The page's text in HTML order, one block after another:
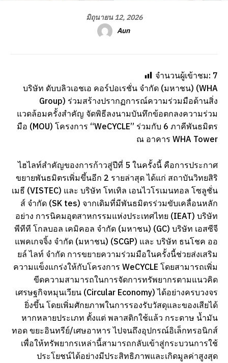
มิถุนายน 12, 2026
Aun
จำนวนผู้เข้าชม: 7
บริษัท ดับบลิวเอชเอ คอร์ปอเรชั่น จำกัด (มหาชน) (WHA
Group) ร่วมสร้างปรากฏการณ์ความร่วมมือด้านสิ่ง
แวดล้อมครั้งสำคัญ จัดพิธีลงนามบันทึกข้อตกลงความร่วม
มือ (MOU) โครงการ “WeCYCLE” ร่วมกับ 6 ภาคีพันธมิตร
ณ อาคาร WHA Tower
ไฮไลท์สำคัญของการก้าวสู่ปีที่ 5 ในครั้งนี้ คือการประกาศ
ขยายพันธมิตรเพิ่มขึ้นอีก 2 รายล่าสุด ได้แก่ สถาบันวิทยสิริ
เมธี (VISTEC) และ บริษัท โทเทิล เอนไวโรเมนทอล โซลูชั่น
ส์ จำกัด (SK tes) จากเดิมที่มีพันธมิตรร่วมขับเคลื่อนหลัก
อย่าง การนิคมอุตสาหกรรมแห่งประเทศไทย (IEAT) บริษัท
พีทีที โกลบอล เคมิคอล จำกัด (มหาชน) (GC) บริษัท เอสซีจี
แพคเกจจิ้ง จำกัด (มหาชน) (SCGP) และ บริษัท ธนโชค ออ
ยล์ ไลท์ จำกัด การขยายความร่วมมือในครั้งนี้ช่วยส่งเสริม
ความแข็งแกร่งให้กับโครงการ WeCYCLE โดยสามารถเพิ่ม
ขีดความสามารถในการจัดการทรัพยากรตามแนวคิด
เศรษฐกิจหมุนเวียน (Circular Economy) ได้อย่างครบวงจร
ยิ่งขึ้น โดยเพิ่มศักยภาพในการรองรับวัสดุและของเสียได้
หากหลายประเภท ตั้งแต่ พลาสติกใช้แล้ว กระดาษ น้ำมัน
ทอด ขยะอินทรีย์/เศษอาหาร ไปจนถึงอุปกรณ์อิเล็กทรอนิกส์
เพื่อให้ทรัพยากรเหล่านี้สามารถกลับเข้าสู่กระบวนการใช้
ประโยชน์ได้อย่างมีประสิทธิภาพและเกิดมูลค่าสูงสุด